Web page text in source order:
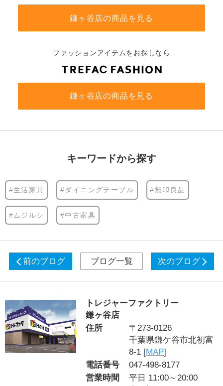
鎌ヶ谷店の商品を見る
ファッションアイテムをお探しなら
鎌ヶ谷店の商品を見る
キーワードから探す
#生活家具 #ダイニングテーブル #無印良品
#ムジルシ #中古家具
前のブログ ブログ一覧 次のブログ
トレジャーファクトリー
鎌ヶ谷店
住所
〒273-0126
千葉県鎌ケ谷市北初富
8-1 [MAP]
電話番号
047-498-8177
営業時間
平日 11:00～20:00